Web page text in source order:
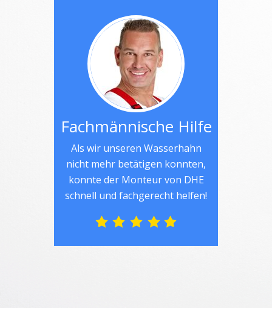
Fachmännische Hilfe
Als wir unseren Wasserhahn
nicht mehr betätigen konnten,
konnte der Monteur von DHE
schnell und fachgerecht helfen!